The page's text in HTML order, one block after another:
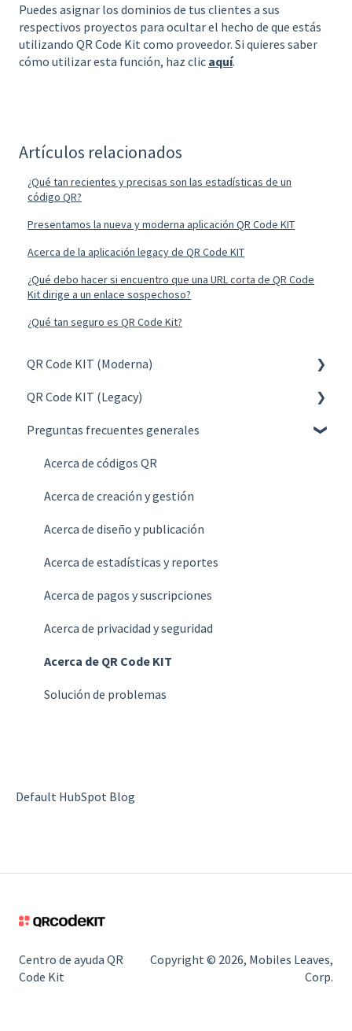
Puedes asignar los dominios de tus clientes a sus
respectivos proyectos para ocultar el hecho de que estás
utilizando QR Code Kit como proveedor. Si quieres saber
cómo utilizar esta función, haz clic aquí.
Artículos relacionados
¿Qué tan recientes y precisas son las estadísticas de un
código QR?
Presentamos la nueva y moderna aplicación QR Code KIT
Acerca de la aplicación legacy de QR Code KIT
¿Qué debo hacer si encuentro que una URL corta de QR Code
Kit dirige a un enlace sospechoso?
¿Qué tan seguro es QR Code Kit?
QR Code KIT (Moderna)
Crear
Gestionar
Diseñar y Publicar
Estadísticas
Cuenta
Facturación
Planes
Preguntas frecuentes
QR Code KIT (Legacy)
Crear
Gestionar
Diseñar y Publicar
Estadísticas
Cuenta
Facturación
Planes
Preguntas frecuentes
Preguntas frecuentes generales
Acerca de códigos QR
Acerca de creación y gestión
Acerca de diseño y publicación
Acerca de estadísticas y reportes
Acerca de pagos y suscripciones
Acerca de privacidad y seguridad
Acerca de QR Code KIT
Solución de problemas
Default HubSpot Blog
Centro de ayuda QR
Code Kit
Copyright © 2026, Mobiles Leaves,
Corp.